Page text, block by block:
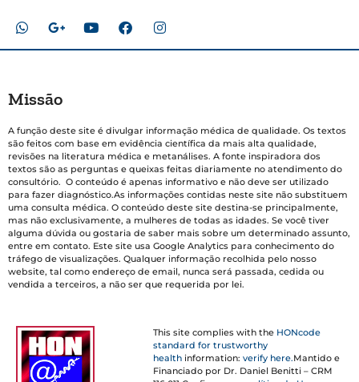
Missão
A função deste site é divulgar informação médica de qualidade. Os textos
são feitos com base em evidência científica da mais alta qualidade,
revisões na literatura médica e metanálises. A fonte inspiradora dos
textos são as perguntas e queixas feitas diariamente no atendimento do
consultório. O conteúdo é apenas informativo e não deve ser utilizado
para fazer diagnóstico.As informações contidas neste site não substituem
uma consulta médica. O conteúdo deste site destina-se principalmente,
mas não exclusivamente, a mulheres de todas as idades. Se você tiver
alguma dúvida ou gostaria de saber mais sobre um determinado assunto,
entre em contato. Este site usa Google Analytics para conhecimento do
tráfego de visualizações. Qualquer informação recolhida pelo nosso
website, tal como endereço de email, nunca será passada, cedida ou
vendida a terceiros, a não ser que requerida por lei.
This site complies with the HONcode
standard for trustworthy
health information:verify here.Mantido e
Financiado por Dr. Daniel Benitti – CRM